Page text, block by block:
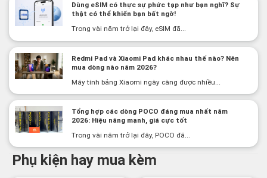
Dùng eSIM có thực sự phức tạp như bạn nghĩ? Sự
thật có thể khiến bạn bất ngờ!
Trong vài năm trở lại đây, eSIM đã...
Redmi Pad và Xiaomi Pad khác nhau thế nào? Nên
mua dòng nào năm 2026?
Máy tính bảng Xiaomi ngày càng được nhiều...
Tổng hợp các dòng POCO đáng mua nhất năm
2026: Hiệu năng mạnh, giá cực tốt
Trong vài năm trở lại đây, POCO đã...
Phụ kiện hay mua kèm